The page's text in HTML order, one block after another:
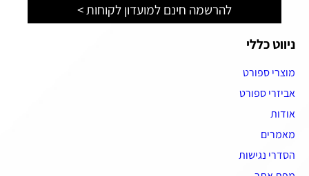
להרשמה חינם למועדון לקוחות >
ניווט כללי
מוצרי ספורט
אביזרי ספורט
אודות
מאמרים
הסדרי נגישות